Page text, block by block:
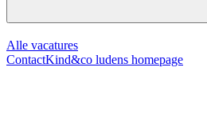
Alle vacatures
ContactKind&co ludens homepage